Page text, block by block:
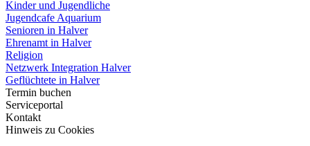
Kinder und Jugendliche
Jugendcafe Aquarium
Senioren in Halver
Ehrenamt in Halver
Religion
Netzwerk Integration Halver
Geflüchtete in Halver
Termin buchen
Serviceportal
Kontakt
Hinweis zu Cookies